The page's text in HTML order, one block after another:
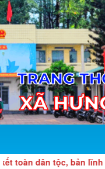
dân tộc, bản lĩnh và